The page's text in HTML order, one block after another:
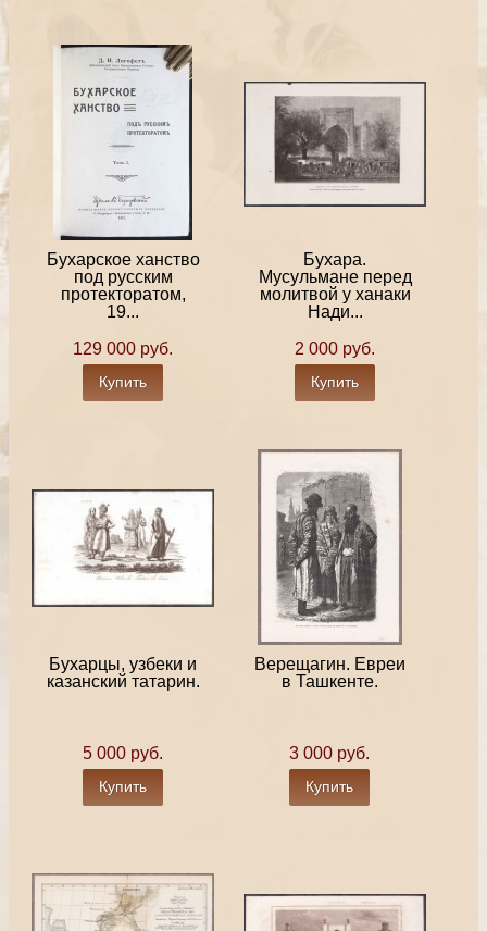
Бухарское ханство
под русским
протекторатом,
19...
129 000 руб.
Купить
Бухара.
Мусульмане перед
молитвой у ханаки
Нади...
2 000 руб.
Купить
Бухарцы, узбеки и
казанский татарин.
5 000 руб.
Купить
Верещагин. Евреи
в Ташкенте.
3 000 руб.
Купить